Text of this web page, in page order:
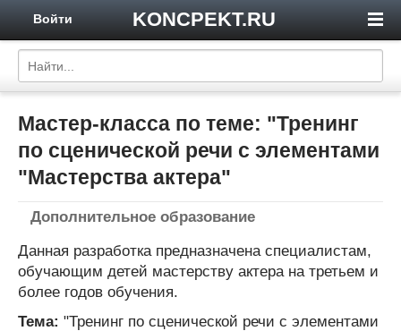
KONCPEKT.RU
Войти
Мастер-класса по теме: "Тренинг
по сценической речи с элементами
"Мастерства актера"
Дополнительное образование
Данная разработка предназначена специалистам,
обучающим детей мастерству актера на третьем и
более годов обучения.
Тема: "Тренинг по сценической речи с элементами